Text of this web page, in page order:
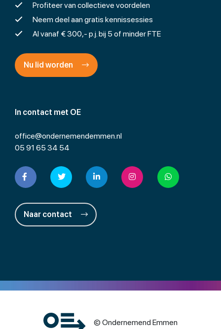
In contact met OE
office@ondernemendemmen.nl
05 91 65 34 54
Naar contact
Profiteer van collectieve voordelen
Neem deel aan gratis kennissessies
Al vanaf € 300,- p.j. bij 5 of minder FTE
Nu lid worden
© Ondernemend Emmen